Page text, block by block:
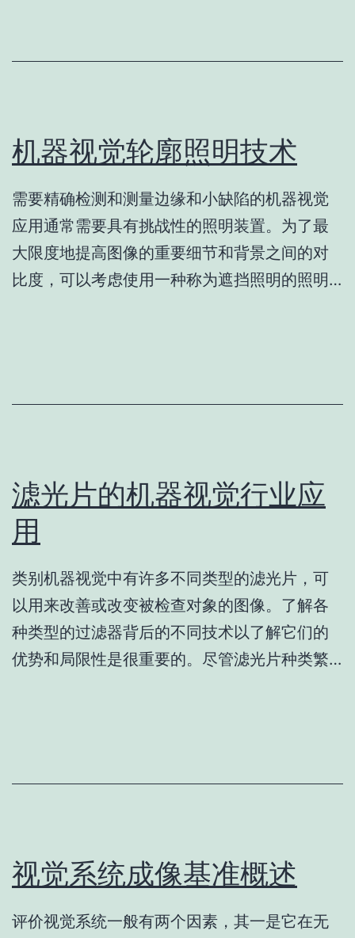
机器视觉轮廓照明技术
需要精确检测和测量边缘和小缺陷的机器视觉
应用通常需要具有挑战性的照明装置。为了最
大限度地提高图像的重要细节和背景之间的对
比度，可以考虑使用一种称为遮挡照明的照明…
滤光片的机器视觉行业应
用
类别机器视觉中有许多不同类型的滤光片，可
以用来改善或改变被检查对象的图像。了解各
种类型的过滤器背后的不同技术以了解它们的
优势和局限性是很重要的。尽管滤光片种类繁…
视觉系统成像基准概述
评价视觉系统一般有两个因素，其一是它在无